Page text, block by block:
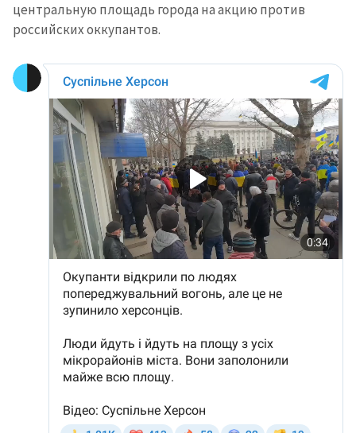
центральную площадь города на акцию против
российских оккупантов.